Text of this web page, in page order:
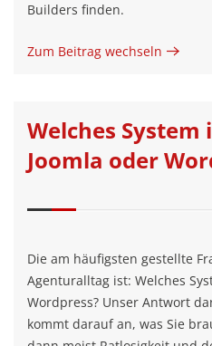
Builders finden.
Zum Beitrag wechseln
Welches System
Joomla oder
Die am häufigsten gestellte
Agenturalltag ist: Welches
Wordpress? Unser Antwort
kommt darauf an, was Sie